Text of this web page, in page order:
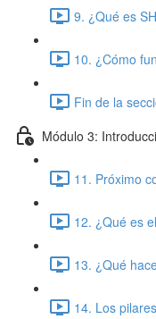
9. ¿Qué es
10. ¿Cómo
Fin de la
Módulo 3:
11. Próximo
12. ¿Qué es
13. ¿Qué
14. Los